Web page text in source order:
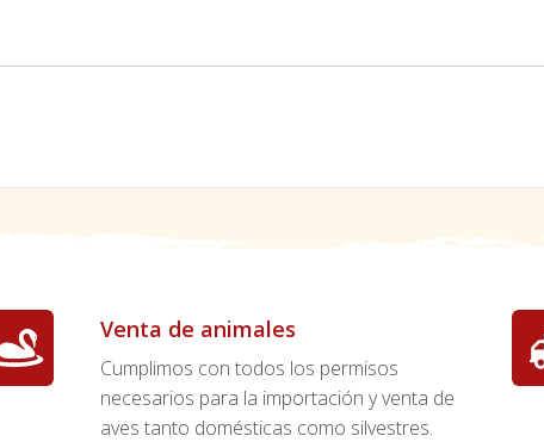
Venta de animales
Cumplimos con todos los permisos
necesarios para la importación y venta de
aves tanto domésticas como silvestres.